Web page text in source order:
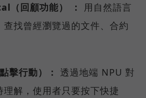
（回顧功能） ：
用自然語言
查找曾經瀏覽過的文件、合約
擊行動）： 透過地端 NPU 對
理解，使用者只要按下快捷